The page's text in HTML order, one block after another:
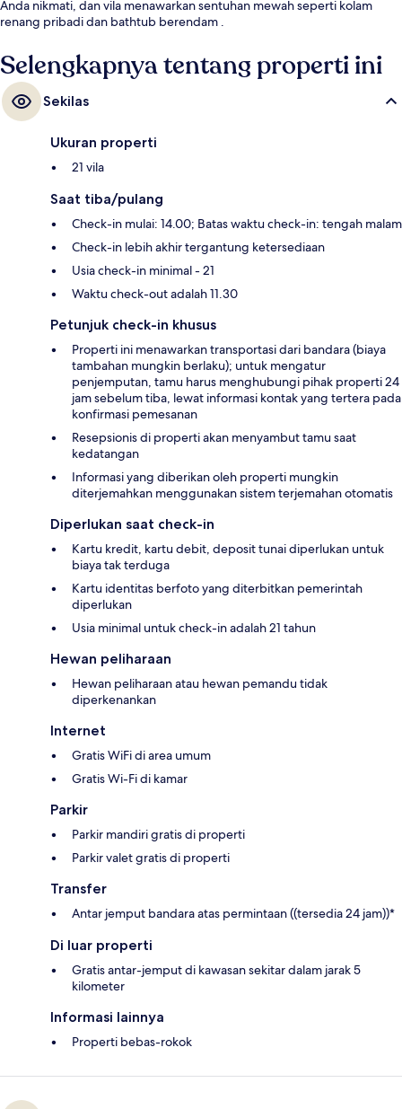
Anda nikmati, dan vila menawarkan sentuhan mewah seperti kolam
renang pribadi dan bathtub berendam .
Selengkapnya tentang properti ini
Sekilas
Ukuran properti
21 vila
Saat tiba/pulang
Check-in mulai: 14.00; Batas waktu check-in: tengah malam
Check-in lebih akhir tergantung ketersediaan
Usia check-in minimal - 21
Waktu check-out adalah 11.30
Petunjuk check-in khusus
Properti ini menawarkan transportasi dari bandara (biaya
tambahan mungkin berlaku); untuk mengatur
penjemputan, tamu harus menghubungi pihak properti 24
jam sebelum tiba, lewat informasi kontak yang tertera pada
konfirmasi pemesanan
Resepsionis di properti akan menyambut tamu saat
kedatangan
Informasi yang diberikan oleh properti mungkin
diterjemahkan menggunakan sistem terjemahan otomatis
Diperlukan saat check-in
Kartu kredit, kartu debit, deposit tunai diperlukan untuk
biaya tak terduga
Kartu identitas berfoto yang diterbitkan pemerintah
diperlukan
Usia minimal untuk check-in adalah 21 tahun
Hewan peliharaan
Hewan peliharaan atau hewan pemandu tidak
diperkenankan
Internet
Gratis WiFi di area umum
Gratis Wi-Fi di kamar
Parkir
Parkir mandiri gratis di properti
Parkir valet gratis di properti
Transfer
Antar jemput bandara atas permintaan ((tersedia 24 jam))*
Di luar properti
Gratis antar-jemput di kawasan sekitar dalam jarak 5
kilometer
Informasi lainnya
Properti bebas-rokok